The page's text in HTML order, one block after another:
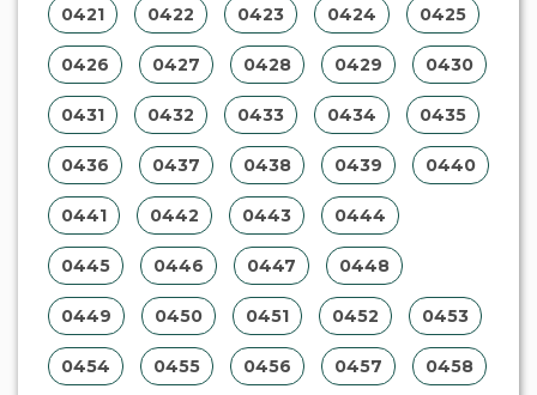
0421 0422 0423 0424 0425
0426 0427 0428 0429 0430
0431 0432 0433 0434 0435
0436 0437 0438 0439 0440
0441 0442 0443 0444
0445 0446 0447 0448
0449 0450 0451 0452 0453
0454 0455 0456 0457 0458